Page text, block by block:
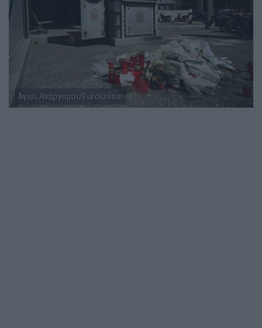
Άγιοι Ανάργυροι/Eurokinissi